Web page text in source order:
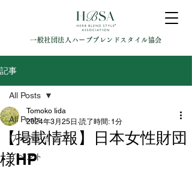
一般社団法人ハーブブレンドスタイル協会
記事
All Posts
ワークショップ
イベント
All Posts
【掲載情報】日本女性財団
様HP
Tomoko Iida
2024年3月25日 読了時間: 1分